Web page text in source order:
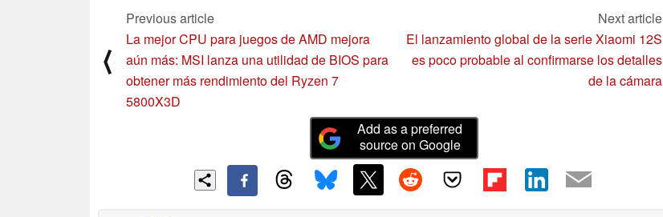
⟨
Previous article
La mejor CPU para juegos de AMD mejora
aún más: MSI lanza una utilidad de BIOS para
obtener más rendimiento del Ryzen 7
5800X3D
Next article
El lanzamiento global de la serie Xiaomi 12S
es poco probable al confirmarse los detalles
de la cámara
Add as a preferred
source on Google